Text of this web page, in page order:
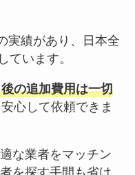
実績があり、日本全
ています。
の追加費用は一切
心して依頼できま
な業者をマッチン